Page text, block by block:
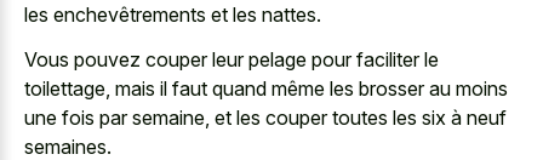
les enchevêtrements et les nattes.
Vous pouvez couper leur pelage pour faciliter le
toilettage, mais il faut quand même les brosser au moins
une fois par semaine, et les couper toutes les six à neuf
semaines.